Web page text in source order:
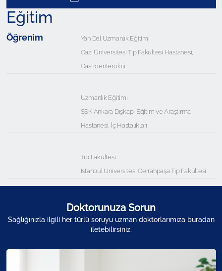
Eğitim
Öğrenim
Yan Dal Uzmanlık Eğitimi
Gazi Üniversitesi Tıp Fakültesi Hastanesi,
Gastroenteroloji
Uzmanlık Eğitimi
SSK Ankara Dışkapı Eğitim ve Araştırma
Hastanesi, İç Hastalıkları
Tıp Fakültesi
İstanbul Üniversitesi Cerrahpaşa Tıp Fakültesi
Doktorunuza Sorun
Sağlığınızla ilgili her türlü soruyu uzman doktorlarımıza buradan
iletebilirsiniz.